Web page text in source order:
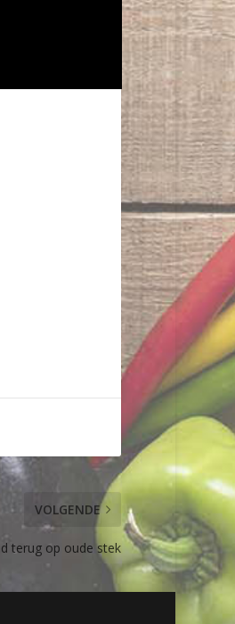
VOLGENDE
terug op oude stek